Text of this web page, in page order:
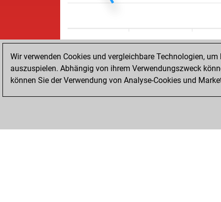
Wir verwenden Cookies und vergleichbare Technologien,
auszuspielen. Abhängig von ihrem Verwendungszweck
können Sie der Verwendung von Analyse-Cookies und